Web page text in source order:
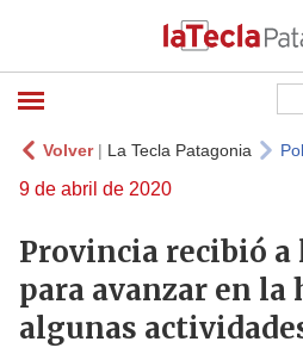
Volver| La Tecla Patagonia
9 de abril de 2020
Provincia recibió a
para avanzar en
algunas